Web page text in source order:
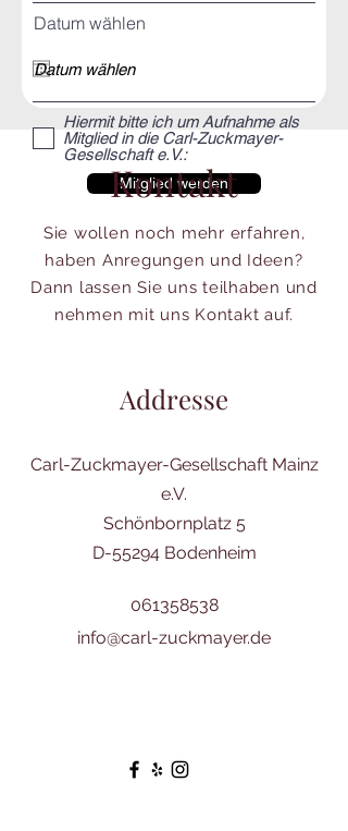
Datum wählen
Hiermit bitte ich um Aufnahme als
Mitglied in die Carl-Zuckmayer-
Gesellschaft e.V.:
Mitglied werden
Kontakt
Sie wollen noch mehr erfahren,
haben Anregungen und Ideen?
Dann lassen Sie uns teilhaben und
nehmen mit uns Kontakt auf.
Addresse
Carl-Zuckmayer-Gesellschaft Mainz
e.V.
Schönbornplatz 5
D-55294 Bodenheim
061358538
info@carl-zuckmayer.de